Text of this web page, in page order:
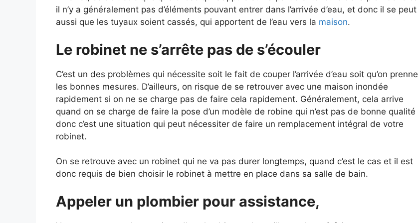
il n’y a généralement pas d’éléments pouvant entrer dans l’arrivée d’eau, et donc il se peut
aussi que les tuyaux soient cassés, qui apportent de l’eau vers la maison.
Le robinet ne s’arrête pas de s’écouler
C’est un des problèmes qui nécessite soit le fait de couper l’arrivée d’eau soit qu’on prenne
les bonnes mesures. D’ailleurs, on risque de se retrouver avec une maison inondée
rapidement si on ne se charge pas de faire cela rapidement. Généralement, cela arrive
quand on se charge de faire la pose d’un modèle de robine qui n’est pas de bonne qualité
donc c’est une situation qui peut nécessiter de faire un remplacement intégral de votre
robinet.
On se retrouve avec un robinet qui ne va pas durer longtemps, quand c’est le cas et il est
donc requis de bien choisir le robinet à mettre en place dans sa salle de bain.
Appeler un plombier pour assistance,